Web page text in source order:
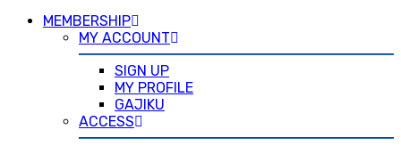
MEMBERSHIP
MY ACCOUNT
SIGN UP
MY PROFILE
GAJIKU
ACCESS